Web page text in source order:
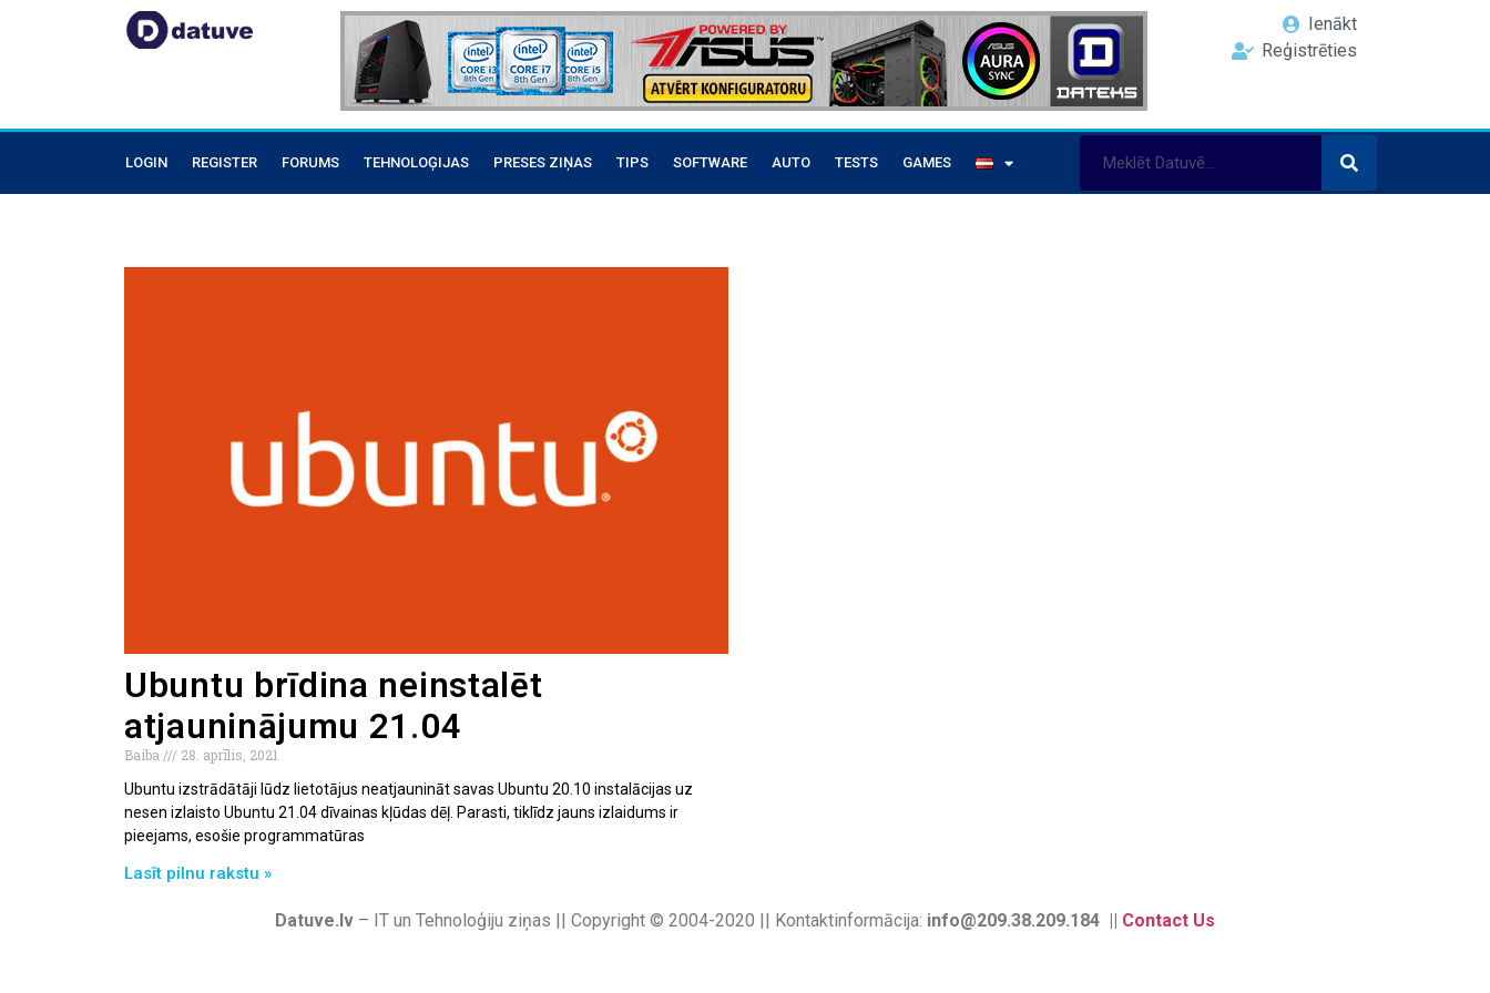
Ienākt
Reģistrēties
LOGIN REGISTER FORUMS TEHNOLOĢIJAS PRESES ZIŅAS TIPS SOFTWARE AUTO TESTS GAMES
Ubuntu brīdina neinstalēt
atjauninājumu 21.04
Baiba
28. aprīlis, 2021
Ubuntu izstrādātāji lūdz lietotājus neatjaunināt savas Ubuntu 20.10 instalācijas uz
nesen izlaisto Ubuntu 21.04 dīvainas kļūdas dēļ. Parasti, tiklīdz jauns izlaidums ir
pieejams, esošie programmatūras
Lasīt pilnu rakstu »
Datuve.lv – IT un Tehnoloģiju ziņas || Copyright © 2004-2020 || Kontaktinformācija: info@209.38.209.184 || Contact Us